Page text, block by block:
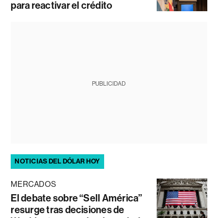
para reactivar el crédito
PUBLICIDAD
NOTICIAS DEL DÓLAR HOY
MERCADOS
El debate sobre “Sell América”
resurge tras decisiones de